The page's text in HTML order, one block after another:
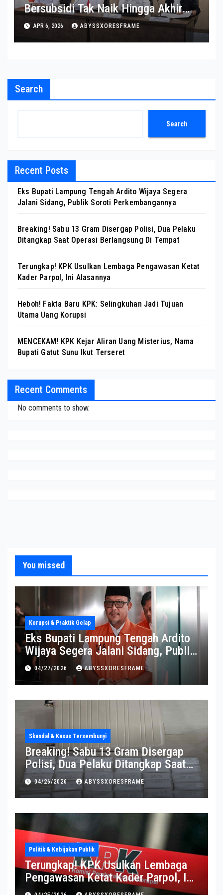
Bersubsidi Tak Naik Hingga Akhir
2026 Ini Alasannya
APR 6, 2026 ABYSSXORESFRAME
Search
Search
Recent Posts
Eks Bupati Lampung Tengah Ardito Wijaya Segera
Jalani Sidang, Publik Soroti Perkembangannya
Breaking! Sabu 13 Gram Disergap Polisi, Dua Pelaku
Ditangkap Saat Operasi Berlangsung Di Tempat
Terungkap! KPK Usulkan Lembaga Pengawasan Ketat
Kader Parpol, Ini Alasannya
Heboh! Fakta Baru KPK: Selingkuhan Jadi Tujuan
Utama Uang Korupsi
MENCEKAM! KPK Kejar Aliran Uang Misterius, Nama
Bupati Gatut Sunu Ikut Terseret
Recent Comments
No comments to show.
You missed
Korupsi & Praktik Gelap
Eks Bupati Lampung Tengah Ardito
Wijaya Segera Jalani Sidang, Publik
Soroti Perkembangannya
04/27/2026 ABYSSXORESFRAME
Skandal & Kasus Tersembunyi
Breaking! Sabu 13 Gram Disergap
Polisi, Dua Pelaku Ditangkap Saat
Operasi Berlangsung Di Tempat
04/26/2026 ABYSSXORESFRAME
Politik & Kebijakan Publik
Terungkap! KPK Usulkan Lembaga
Pengawasan Ketat Kader Parpol, Ini
Alasannya